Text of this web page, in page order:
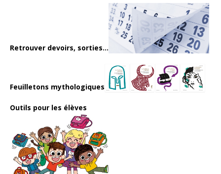
Retrouver devoirs, sorties...
Feuilletons mythologiques
Outils pour les élèves